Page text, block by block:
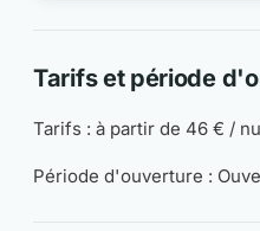
Tarifs et période
Tarifs : à partir de 46 € /
Période d'ouverture :